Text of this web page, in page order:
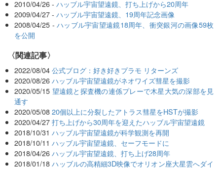
2010/04/26 -ハッブル宇宙望遠鏡、打ち上げから20周年
2009/04/27 -ハッブル宇宙望遠鏡、19周年記念画像
2008/04/25 - ハッブル宇宙望遠鏡18周年、衝突銀河の画像59枚
を公開
関連記事
2022/08/04 公式ブログ：好き好きプラモ リターンズ
2020/08/26 ハッブル宇宙望遠鏡がネオワイズ彗星を撮影
2020/05/15 望遠鏡と探査機の連係プレーで木星大気の深部を見
通す
2020/05/08 20個以上に分裂したアトラス彗星をHSTが撮影
2020/04/27 打ち上げから30周年を迎えたハッブル宇宙望遠鏡
2018/10/31 ハッブル宇宙望遠鏡が科学観測を再開
2018/10/11 ハッブル宇宙望遠鏡、セーフモードに
2018/04/26 ハッブル宇宙望遠鏡、打ち上げ28周年
2018/01/18 ハッブルの高精細3D映像でオリオン座大星雲へダイ